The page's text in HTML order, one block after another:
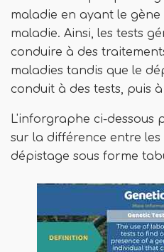
maladie en ayant le
maladie. Ainsi, les tests
conduire à des
maladies tandis que le
conduit à des tests, puis
L'inforgraphe ci-dessous
sur la différence entre les
dépistage sous forme